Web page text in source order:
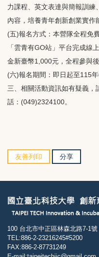
力課程、英文表達與簡報訓練
內容，培養青年創新創業實作
(五)報名方式：本營隊全程免
「雲青有GO站」平台完成線
金新臺幣1,000元，全程參與後
(六)報名期間：即日起至115年
三、相關活動資訊如有疑義
話：(049)2324100。
友善列印 分享
100 台北市中正區林森北路7-1
TEL:886-2-23216245#5200
FAX:886-2-87731249